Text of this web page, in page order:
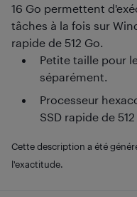
16 Go permettent
tâches à la fois sur
rapide de 512 Go.
Petite taille pour
séparément.
Processeur
SSD rapide de 512
Cette description a été
l'exactitude.